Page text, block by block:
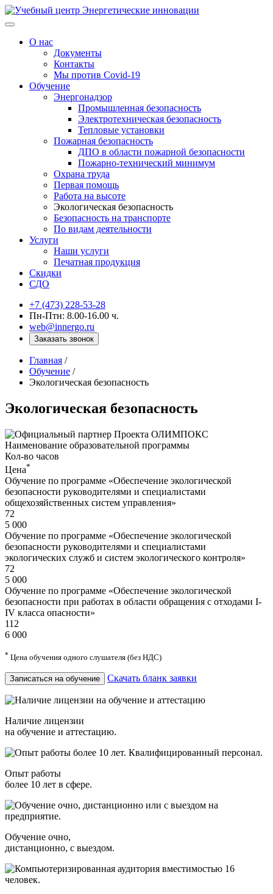
О нас
Документы
Контакты
Мы против Covid-19
Обучение
Энергонадзор
Промышленная безопасность
Электротехническая безопасность
Тепловые установки
Пожарная безопасность
ДПО в области пожарной безопасности
Пожарно-технический минимум
Охрана труда
Первая помощь
Работа на высоте
Экологическая безопасность
Безопасность на транспорте
По видам деятельности
Услуги
Наши услуги
Печатная продукция
Скидки
СДО
+7 (473) 228-53-28
Пн-Птн: 8.00-16.00 ч.
web@innergo.ru
Заказать звонок
Главная /
Обучение /
Экологическая безопасность
Экологическая безопасность
Наименование образовательной программы
Кол-во часов
Цена*
Обучение по программе «Обеспечение экологической
безопасности руководителями и специалистами
общехозяйственных систем управления»
72
5 000
Обучение по программе «Обеспечение экологической
безопасности руководителями и специалистами
экологических служб и систем экологического контроля»
72
5 000
Обучение по программе «Обеспечение экологической
безопасности при работах в области обращения с отходами I-
IV класса опасности»
112
6 000
* Цена обучения одного слушателя (без НДС)
Записаться на обучение Скачать бланк заявки
Наличие лицензии
на обучение и аттестацию.
Опыт работы
более 10 лет в сфере.
Обучение очно,
дистанционно, с выездом.